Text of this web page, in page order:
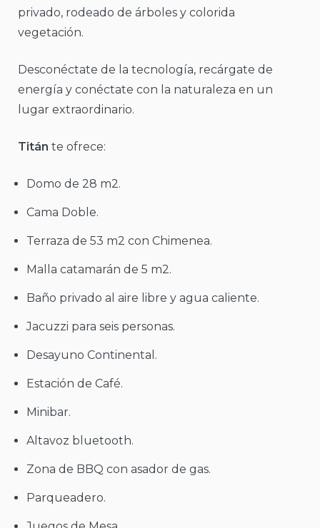
privado, rodeado de árboles y colorida
vegetación.
Desconéctate de la tecnología, recárgate de
energía y conéctate con la naturaleza en un
lugar extraordinario.
Titán te ofrece:
Domo de 28 m2.
Cama Doble.
Terraza de 53 m2 con Chimenea.
Malla catamarán de 5 m2.
Baño privado al aire libre y agua caliente.
Jacuzzi para seis personas.
Desayuno Continental.
Estación de Café.
Minibar.
Altavoz bluetooth.
Zona de BBQ con asador de gas.
Parqueadero.